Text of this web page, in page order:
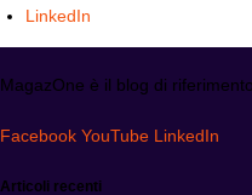
LinkedIn
MagazOne è il blog di
Facebook YouTube LinkedIn
Articoli recenti